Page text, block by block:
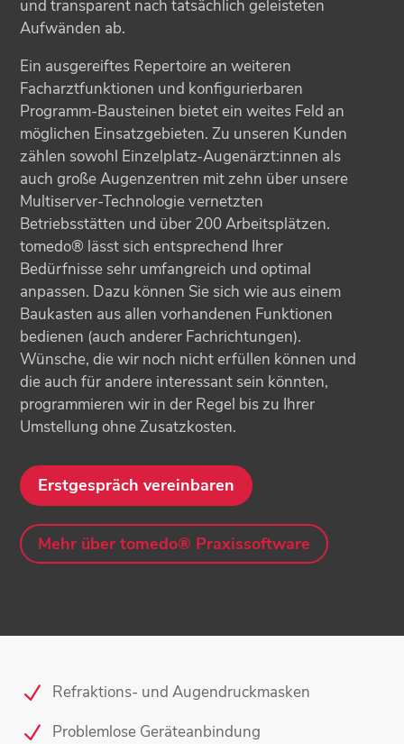
und transparent nach tatsächlich geleisteten
Aufwänden ab.
Ein ausgereiftes Repertoire an weiteren
Facharztfunktionen und konfigurierbaren
Programm-Bausteinen bietet ein weites Feld an
möglichen Einsatzgebieten. Zu unseren Kunden
zählen sowohl Einzelplatz-Augenärzt:innen als
auch große Augenzentren mit zehn über unsere
Multiserver-Technologie vernetzten
Betriebsstätten und über 200 Arbeitsplätzen.
tomedo® lässt sich entsprechend Ihrer
Bedürfnisse sehr umfangreich und optimal
anpassen. Dazu können Sie sich wie aus einem
Baukasten aus allen vorhandenen Funktionen
bedienen (auch anderer Fachrichtungen).
Wünsche, die wir noch nicht erfüllen können und
die auch für andere interessant sein könnten,
programmieren wir in der Regel bis zu Ihrer
Umstellung ohne Zusatzkosten.
Erstgespräch vereinbaren
Mehr über tomedo® Praxissoftware
Refraktions- und Augendruckmasken
Problemlose Geräteanbindung